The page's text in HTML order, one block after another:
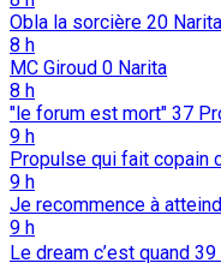
Obla la sorcière 20 Narita
8 h
MC Giroud 0 Narita
8 h
"le forum est mort" 37
9 h
Propulse qui fait copain
9 h
Je recommence à
9 h
Le dream c’est quand 39